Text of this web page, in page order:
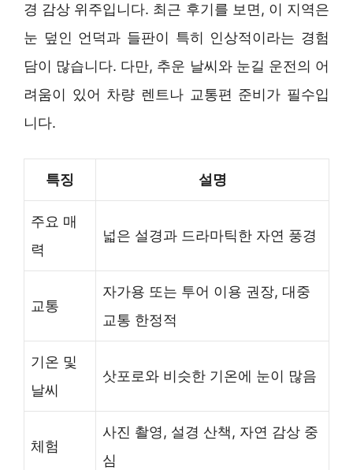
경 감상 위주입니다. 최근 후기를 보면, 이 지역은
눈 덮인 언덕과 들판이 특히 인상적이라는 경험
담이 많습니다. 다만, 추운 날씨와 눈길 운전의 어
려움이 있어 차량 렌트나 교통편 준비가 필수입
니다.
특징 설명
주요 매
력
넓은 설경과 드라마틱한 자연 풍경
교통
자가용 또는 투어 이용 권장, 대중
교통 한정적
기온 및
날씨
삿포로와 비슷한 기온에 눈이 많음
체험
사진 촬영, 설경 산책, 자연 감상 중
심